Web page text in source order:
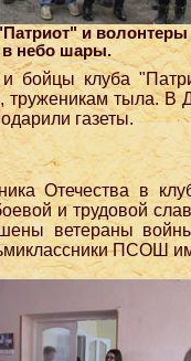
и волонтеры
в небо шары.
бойцы клуба
труженикам тыла. В
газеты.
Отечества в
и трудовой
ветераны
ПСОШ